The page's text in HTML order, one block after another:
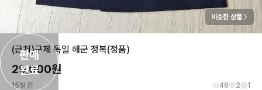
판매
완료
비슷한 상품
(급처)구제 독일 해군 정복(정품)
29,000원
15일 전 48 2 1